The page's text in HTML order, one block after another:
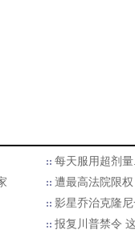
每天服用超剂
遭最高法院限
影星乔治克隆
报复川普禁令